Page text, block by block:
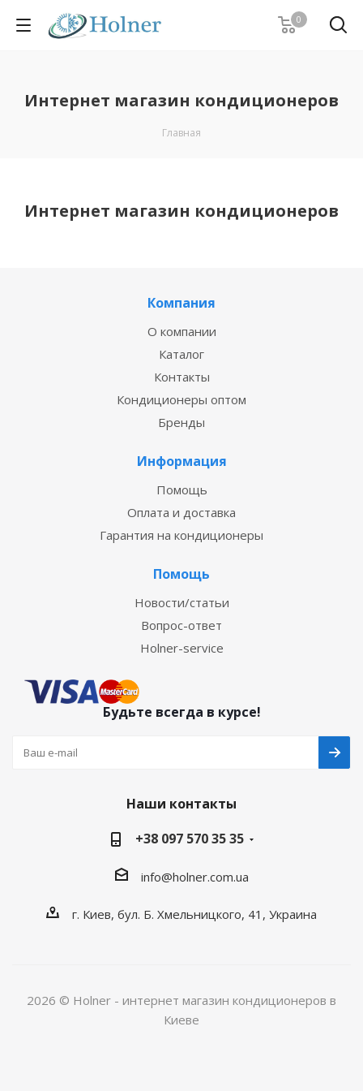
0
Интернет магазин кондиционеров
Главная
Интернет магазин кондиционеров
Компания
О компании
Каталог
Контакты
Кондиционеры оптом
Бренды
Информация
Помощь
Оплата и доставка
Гарантия на кондиционеры
Помощь
Новости/статьи
Вопрос-ответ
Holner-service
Будьте всегда в курсе!
Наши контакты
+38 097 570 35 35
info@holner.com.ua
г. Киев, бул. Б. Хмельницкого, 41, Украина
2026 © Holner - интернет магазин кондиционеров в
Киеве